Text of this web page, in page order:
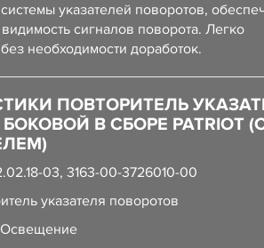
указателей поворотов,
сигналов поворота. Легко
необходимости доработок.
ПОВТОРИТЕЛЬ
В СБОРЕ PATRIOT
03, 3163-00-3726010-00
указателя поворотов
Освещение